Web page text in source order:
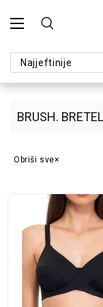
BRUSH.
Obriši sve